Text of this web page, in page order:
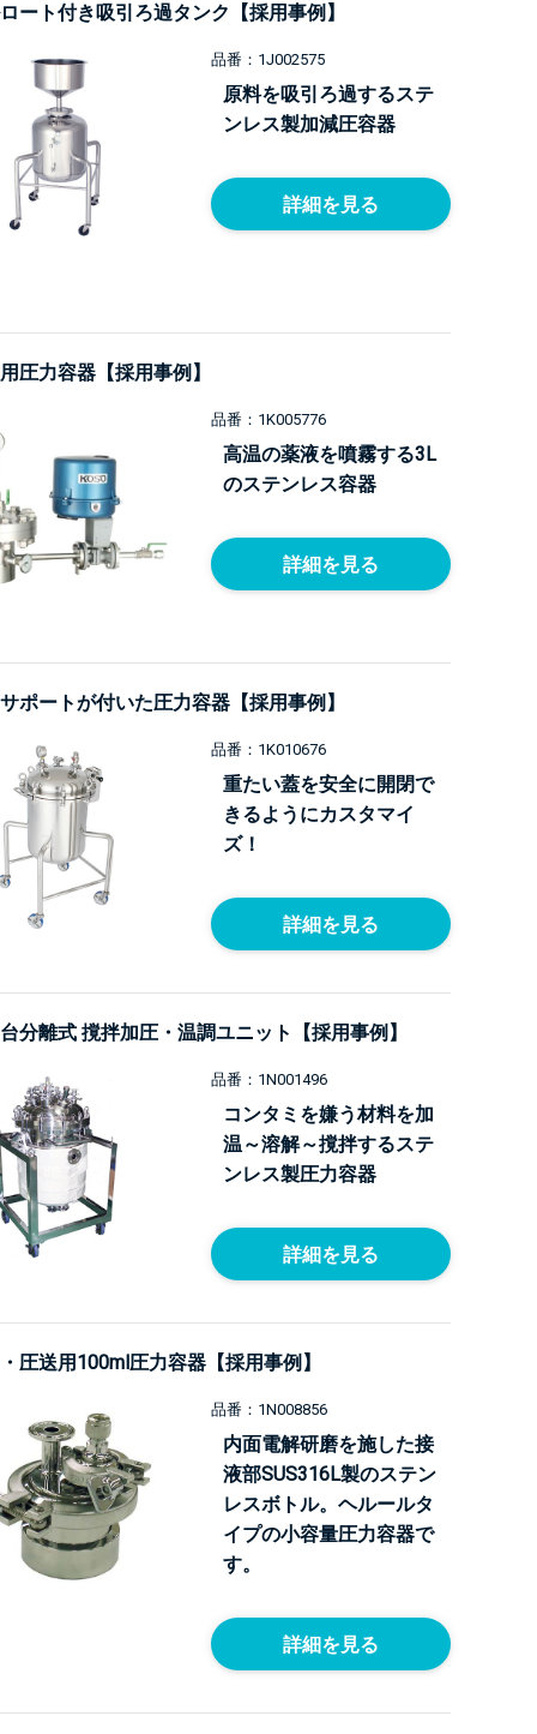
ート付き吸引ろ過タンク【採用事例】
品番：1J002575
原料を吸引ろ過するステ
ンレス製加減圧容器
詳細を見る
圧力容器【採用事例】
品番：1K005776
高温の薬液を噴霧する3L
のステンレス容器
詳細を見る
ポートが付いた圧力容器【採用事例】
品番：1K010676
重たい蓋を安全に開閉で
きるようにカスタマイ
ズ！
詳細を見る
分離式 撹拌加圧・温調ユニット【採用事例】
品番：1N001496
コンタミを嫌う材料を加
温～溶解～撹拌するステ
ンレス製圧力容器
詳細を見る
圧送用100ml圧力容器【採用事例】
品番：1N008856
内面電解研磨を施した接
液部SUS316L製のステン
レスボトル。ヘルールタ
イプの小容量圧力容器で
す。
詳細を見る